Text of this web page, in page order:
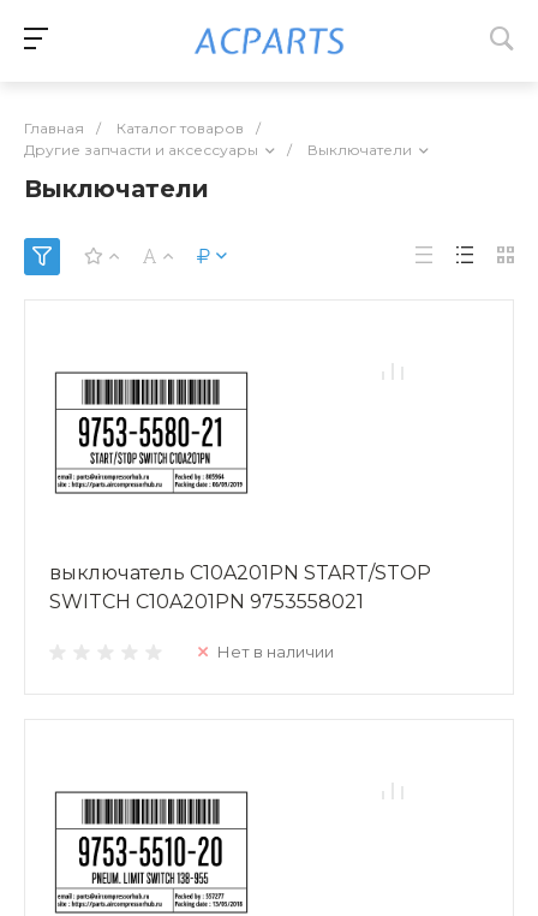
Главная / Каталог товаров
/
Другие запчасти и аксессуары
/ Выключатели
Выключатели
выключатель C10A201PN START/STOP
SWITCH C10A201PN 9753558021
Нет в наличии